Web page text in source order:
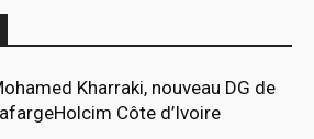
Kharraki, nouveau DG de
Côte d’Ivoire